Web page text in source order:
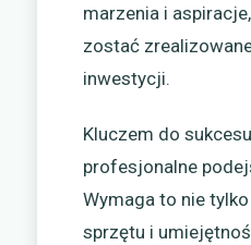
marzenia i
zostać
inwestycji.
Kluczem do
profesjonalne
Wymaga to nie
sprzętu i